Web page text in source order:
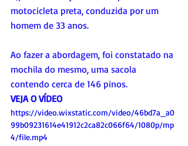
motocicleta preta, conduzida por um
homem de 33 anos.
Ao fazer a abordagem, foi constatado na
mochila do mesmo, uma sacola
contendo cerca de 146 pinos.
VEJA O VÍDEO
https://video.wixstatic.com/video/46bd7a_a0
99b09231614e41912c2ca82c066f64/1080p/mp
4/file.mp4